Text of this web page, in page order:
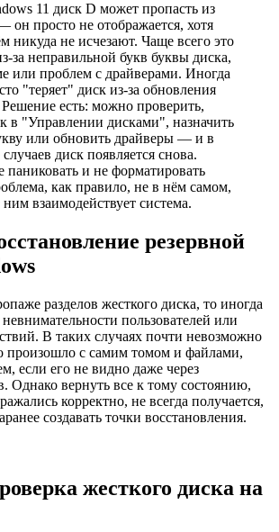
11 диск D может пропасть из
он просто не отображается, хотя
никуда не исчезают. Чаще всего это
за неправильной букв буквы диска,
или проблем с драйверами. Иногда
"теряет" диск из-за обновления
есть: можно проверить,
в "Управлении дисками", назначить
или обновить драйверы — и в
диск появляется снова.
и не форматировать
как правило, не в нём самом,
взаимодействует система.
резервной
разделов жесткого диска, то иногда
невнимательности пользователей или
В таких случаях почти невозможно
произошло с самим томом и файлами,
если его не видно даже через
Однако вернуть все к тому состоянию,
корректно, не всегда получается,
создавать точки восстановления.
жесткого диска на